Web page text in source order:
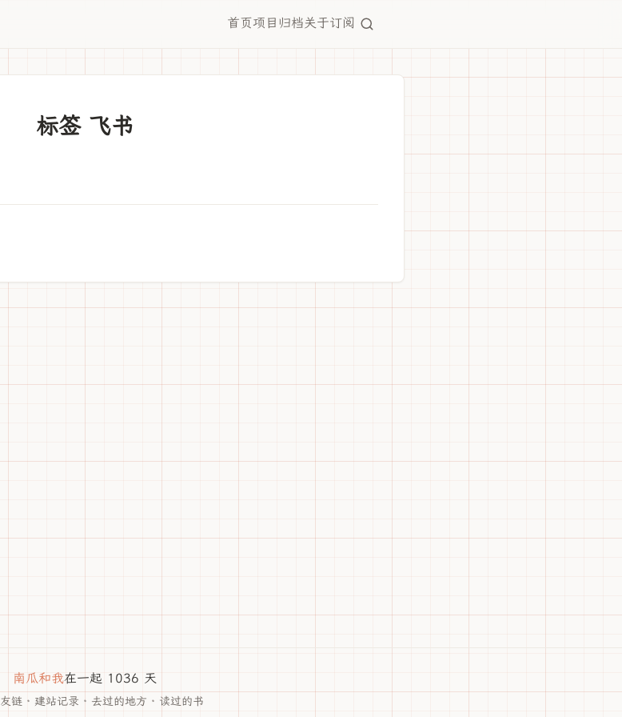
首页项目 归档关于订阅
标签 飞书
南瓜和我在一起 1036 天
友链 · 建站记录 · 去过的地方 · 读过的书